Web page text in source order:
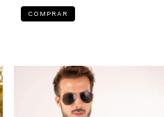
COMPRAR